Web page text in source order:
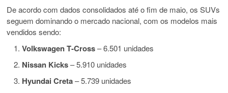
De acordo com dados consolidados até o fim de maio, os SUVs
seguem dominando o mercado nacional, com os modelos mais
vendidos sendo:
Volkswagen T‑Cross– 6.501 unidades
Nissan Kicks– 5.910 unidades
Hyundai Creta– 5.739 unidades